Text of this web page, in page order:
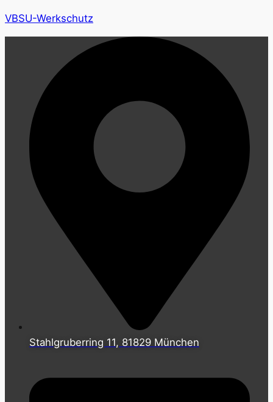
VBSU-Werkschutz
Stahlgruberring 11, 81829 München